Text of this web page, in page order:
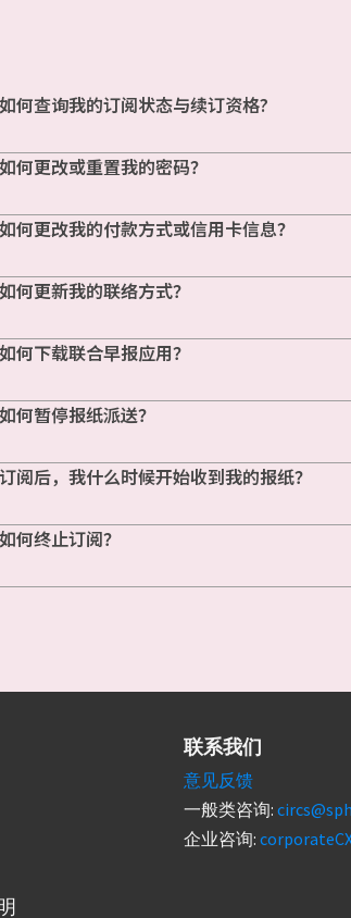
如何查询我的订阅状态与续订资格?
如何更改或重置我的密码？
如何更改我的付款方式或信用卡信息？
如何更新我的联络方式？
如何下载联合早报应用？
如何暂停报纸派送？
订阅后，我什么时候开始收到我的报纸？
如何终止订阅？
联系我们
意见反馈
一般类咨询:
企业咨询: